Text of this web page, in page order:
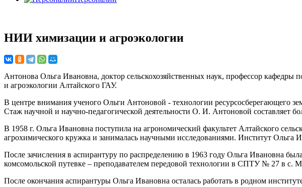
НИИ химизации и агроэкологии
Антонова Ольга Ивановна, доктор сельскохозяйственных наук, профессор кафедры
и агроэкологии Алтайского ГАУ.
В центре внимания ученого Ольги Антоновой - технологии ресурсосберегающего
Стаж научной и научно-педагогической деятельности О. И. Антоновой составляет
В 1958 г. Ольга Ивановна поступила на агрономический факультет Алтайского
агрохимического кружка и занималась научными исследованиями. Институт Ольга
После зачисления в аспирантуру по распределению в 1963 году Ольга Ивановна
комсомольской путевке – преподавателем передовой технологии в СПТУ № 27 в с.
После окончания аспирантуры Ольга Ивановна осталась работать в родном